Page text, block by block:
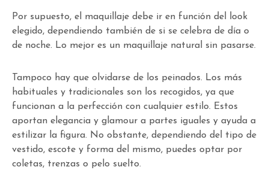
Por supuesto, el maquillaje debe ir en función del look
elegido, dependiendo también de si se celebra de día o
de noche. Lo mejor es un maquillaje natural sin pasarse.
Tampoco hay que olvidarse de los peinados. Los más
habituales y tradicionales son los recogidos, ya que
funcionan a la perfección con cualquier estilo. Estos
aportan elegancia y glamour a partes iguales y ayuda a
estilizar la figura. No obstante, dependiendo del tipo de
vestido, escote y forma del mismo, puedes optar por
coletas, trenzas o pelo suelto.